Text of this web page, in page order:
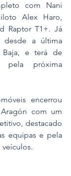
com Nani
Alex Haro,
Raptor T1+. Já
desde a última
e terá de
pela próxima
encerrou
com um
destacado
equipas e pela